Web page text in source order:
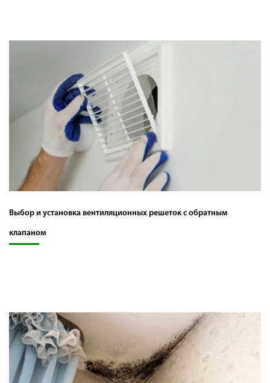
Выбор и установка вентиляционных решеток с обратным
клапаном